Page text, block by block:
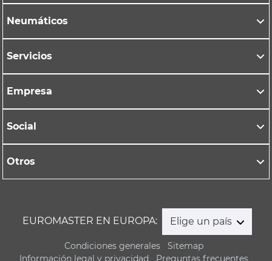
Neumáticos
Servicios
Empresa
Social
Otros
EUROMASTER EN EUROPA: Elige un país
Condiciones generales
Sitemap
Información legal y privacidad
Preguntas frecuentes